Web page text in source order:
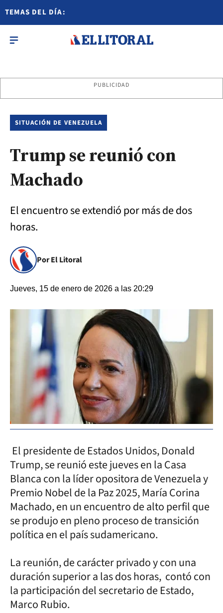
TEMAS DEL DÍA:
PUBLICIDAD
SITUACIÓN DE VENEZUELA
Trump se reunió con
Machado
El encuentro se extendió por más de dos
horas.
Por El Litoral
Jueves, 15 de enero de 2026 a las 20:29
El presidente de Estados Unidos, Donald
Trump, se reunió este jueves en la Casa
Blanca con la líder opositora de Venezuela y
Premio Nobel de la Paz 2025, María Corina
Machado, en un encuentro de alto perfil que
se produjo en pleno proceso de transición
política en el país sudamericano.
La reunión, de carácter privado y con una
duración superior a las dos horas, contó con
la participación del secretario de Estado,
Marco Rubio.